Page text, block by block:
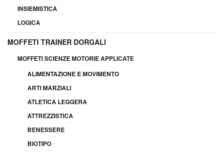
INSIEMISTICA
LOGICA
MOFFETI TRAINER DORGALI
MOFFETI SCIENZE MOTORIE APPLICATE
ALIMENTAZIONE E MOVIMENTO
ARTI MARZIALI
ATLETICA LEGGERA
ATTREZZISTICA
BENESSERE
BIOTIPO